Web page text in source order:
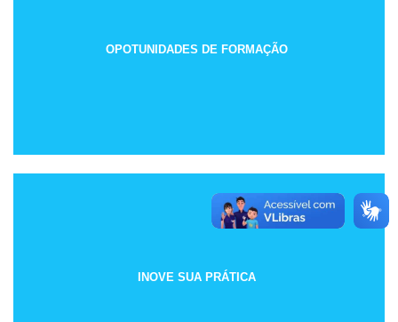
OPOTUNIDADES DE FORMAÇÃO
INOVE SUA PRÁTICA